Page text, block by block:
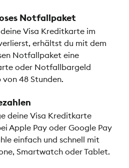
Notfallpaket
Visa Kreditkarte im
erhältst du mit dem
Notfallpaket eine
oder Notfallbargeld
von 48 Stunden.
deine Visa Kreditkarte
Apple Pay oder Google Pay
einfach und schnell mit
Smartwatch oder Tablet.